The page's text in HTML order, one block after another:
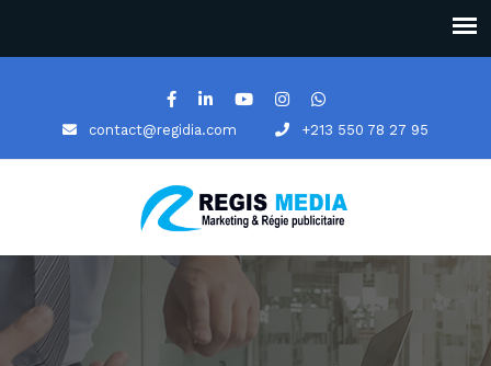
contact@regidia.com +213 550 78 27 95